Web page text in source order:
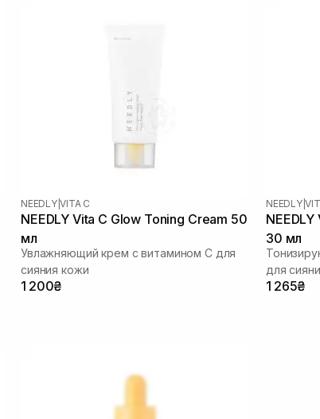
NEEDLY|VITA C
NEEDLY Vita C Glow Toning Cream 50
мл
Увлажняющий крем с витамином С для
сияния кожи
1 200₴
NEEDLY|
30 мл
для
1 265₴